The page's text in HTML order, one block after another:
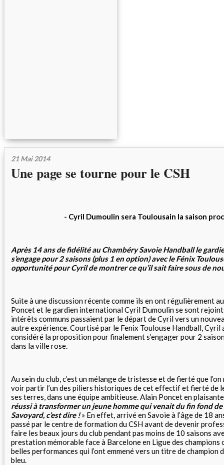
21 Mai 2014
Une page se tourne pour le CSH
- Cyril Dumoulin sera Toulousain la saison
Après 14 ans de fidélité au Chambéry Savoie Handball le
s’engage pour 2 saisons (plus 1 en option) avec le Fénix
opportunité pour Cyril de montrer ce qu’il sait faire sous de
Suite à une discussion récente comme ils en ont régulièrement
Poncet et le gardien international Cyril Dumoulin se sont
intérêts communs passaient par le départ de Cyril vers un
autre expérience. Courtisé par le Fenix Toulouse Handball, Cyril
considéré la proposition pour finalement s’engager pour 2
dans la ville rose.
Au sein du club, c’est un mélange de tristesse et de fierté que
voir partir l’un des piliers historiques de cet effectif et fierté de
ses terres, dans une équipe ambitieuse. Alain Poncet en
réussi à transformer un jeune homme qui venait du fin fond de
Savoyard, c’est dire !» En effet, arrivé en Savoie à l’âge de 18
passé par le centre de formation du CSH avant de devenir
faire les beaux jours du club pendant pas moins de 10 saisons
prestation mémorable face à Barcelone en Ligue des champions
belles performances qui l’ont emmené vers un titre de champion
bleu.